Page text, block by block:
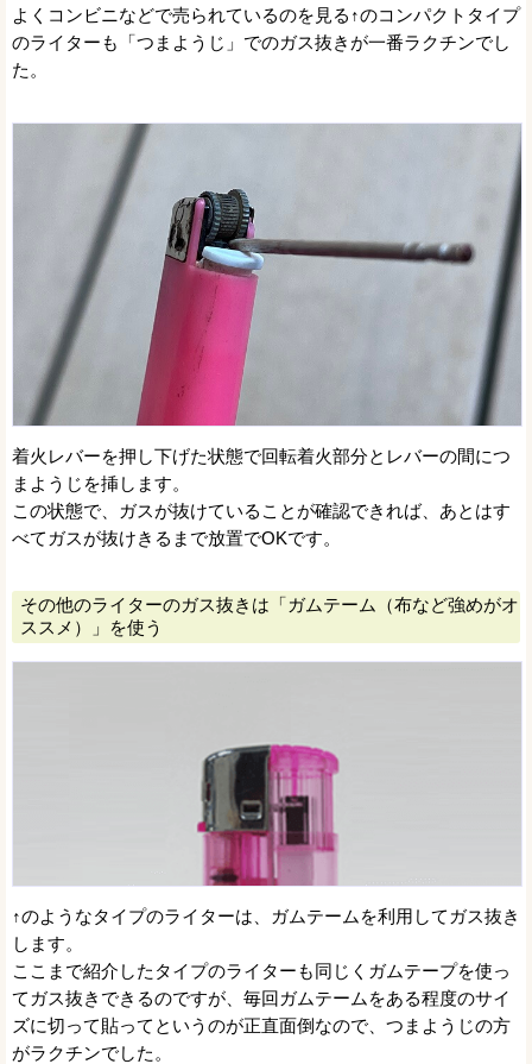
よくコンビニなどで売られているのを見る↑のコンパクトタイプ
のライターも「つまようじ」でのガス抜きが一番ラクチンでし
た。
着火レバーを押し下げた状態で回転着火部分とレバーの間につ
まようじを挿します。
この状態で、ガスが抜けていることが確認できれば、あとはす
べてガスが抜けきるまで放置でOKです。
その他のライターのガス抜きは「ガムテーム（布など強めがオ
ススメ）」を使う
↑のようなタイプのライターは、ガムテームを利用してガス抜き
します。
ここまで紹介したタイプのライターも同じくガムテープを使っ
てガス抜きできるのですが、毎回ガムテームをある程度のサイ
ズに切って貼ってというのが正直面倒なので、つまようじの方
がラクチンでした。